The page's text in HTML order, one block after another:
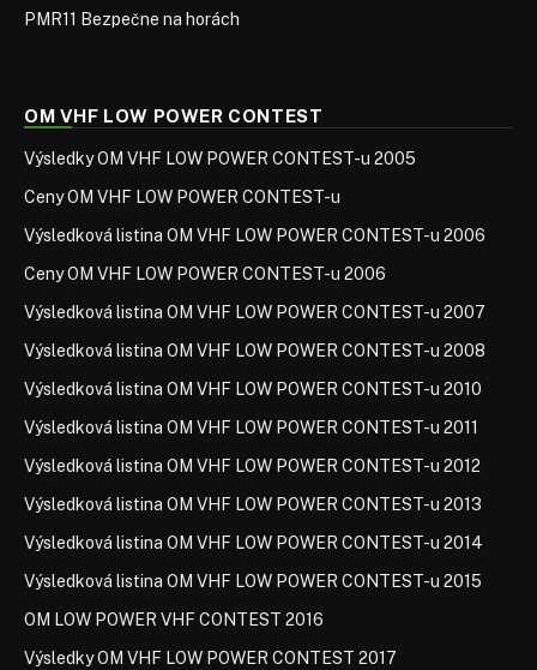
PMR11 Bezpečne na horách
OM VHF LOW POWER CONTEST
Výsledky OM VHF LOW POWER CONTEST-u 2005
Ceny OM VHF LOW POWER CONTEST-u
Výsledková listina OM VHF LOW POWER CONTEST-u 2006
Ceny OM VHF LOW POWER CONTEST-u 2006
Výsledková listina OM VHF LOW POWER CONTEST-u 2007
Výsledková listina OM VHF LOW POWER CONTEST-u 2008
Výsledková listina OM VHF LOW POWER CONTEST-u 2010
Výsledková listina OM VHF LOW POWER CONTEST-u 2011
Výsledková listina OM VHF LOW POWER CONTEST-u 2012
Výsledková listina OM VHF LOW POWER CONTEST-u 2013
Výsledková listina OM VHF LOW POWER CONTEST-u 2014
Výsledková listina OM VHF LOW POWER CONTEST-u 2015
OM LOW POWER VHF CONTEST 2016
Výsledky OM VHF LOW POWER CONTEST 2017